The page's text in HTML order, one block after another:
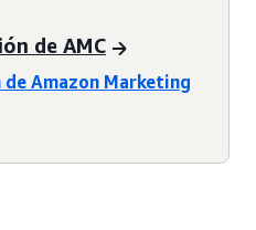
de AMC
Amazon Marketing